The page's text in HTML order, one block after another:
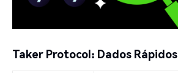
Taker Protocol: Dados Rápidos